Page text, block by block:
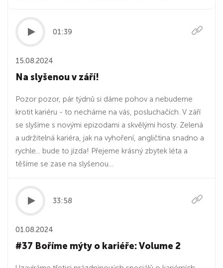
01:39
15.08.2024
Na slyšenou v září!
Pozor pozor, pár týdnů si dáme pohov a nebudeme
krotit kariéru - to necháme na vás, posluchačích. V září
se slyšíme s novými epizodami a skvělými hosty. Zelená
a udržitelná kariéra, jak na vyhoření, angličtina snadno a
rychle... bude to jízda! Přejeme krásný zbytek léta a
těšíme se zase na slyšenou...
33:58
01.08.2024
#37 Boříme mýty o kariéře: Volume 2